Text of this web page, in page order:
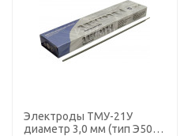
Электроды ТМУ-21У
диаметр 3,0 мм (тип Э50А,